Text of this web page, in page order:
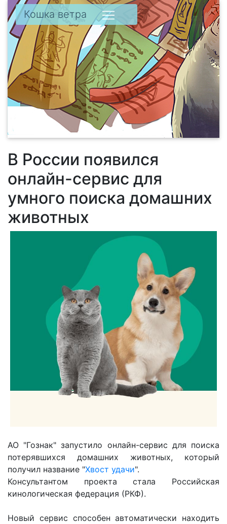
Кошка ветра
В России появился
онлайн-сервис для
умного поиска домашних
животных
АО "Гознак" запустило онлайн-сервис для поиска
потерявшихся домашних животных, который
получил название "Хвост удачи".
Консультантом проекта стала Российская
кинологическая федерация (РКФ).
Новый сервис способен автоматически находить